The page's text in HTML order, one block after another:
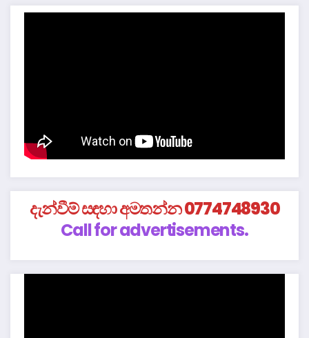
දැන්වීම් සඳහා අමතන්න 0774748930
Call for advertisements.